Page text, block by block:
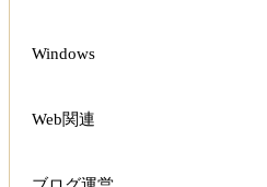
Windows
Web関連